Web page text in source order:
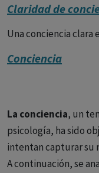
Claridad de
Una conciencia clara
Conciencia
La conciencia, un
psicología, ha sido
intentan capturar su
A continuación, se